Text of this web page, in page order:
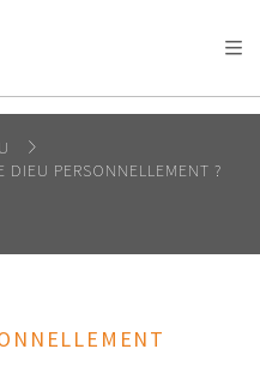
DIEU PERSONNELLEMENT ?